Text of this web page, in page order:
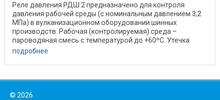
Реле давления РДШ 2 предназначено для контроля
давления рабочей среды (с номинальным давлением 3,2
МПа) в вулканизационном оборудовании шинных
производств. Рабочая (контролируемая) среда –
пароводяная смесь с температурой до +60ºС. Утечка
рабочей ...
подробнее
© 2026